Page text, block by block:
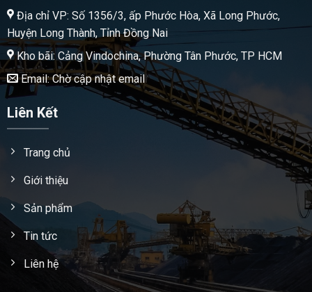
Địa chỉ VP: Số 1356/3, ấp Phước Hòa, Xã Long Phước,
Huyện Long Thành, Tỉnh Đồng Nai
Kho bãi: Cảng Vindochina, Phường Tân Phước, TP HCM
Email: Chờ cập nhật email
Liên Kết
Trang chủ
Giới thiệu
Sản phẩm
Tin tức
Liên hệ